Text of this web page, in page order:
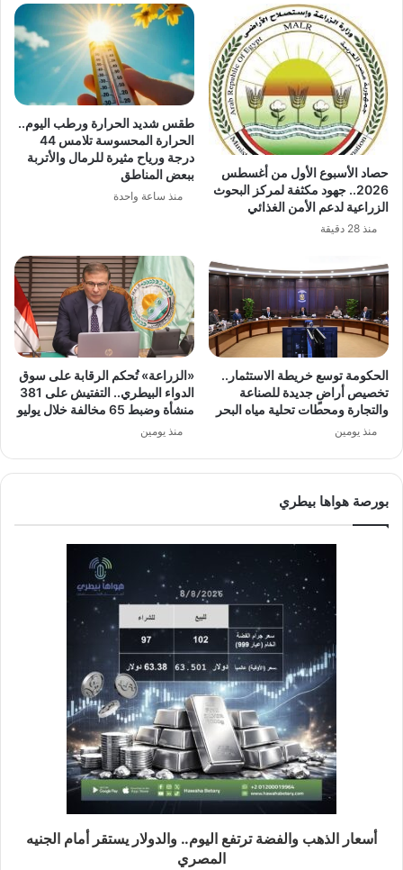
حصاد الأسبوع الأول من أغسطس
2026.. جهود مكثفة لمركز البحوث
الزراعية لدعم الأمن الغذائي
منذ 28 دقيقة
طقس شديد الحرارة ورطب اليوم..
الحرارة المحسوسة تلامس 44
درجة ورياح مثيرة للرمال والأتربة
ببعض المناطق
منذ ساعة واحدة
الحكومة توسع خريطة الاستثمار..
تخصيص أراضٍ جديدة للصناعة
والتجارة ومحطات تحلية مياه البحر
منذ يومين
«الزراعة» تُحكم الرقابة على سوق
الدواء البيطري.. التفتيش على 381
منشأة وضبط 65 مخالفة خلال يوليو
منذ يومين
بورصة هواها بيطري
أسعار الذهب والفضة ترتفع اليوم.. والدولار يستقر أمام الجنيه
المصري